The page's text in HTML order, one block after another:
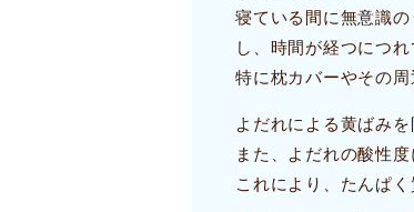
寝ている間に無意識
し、時間が経つにつ
特に枕カバーやその
よだれによる黄ばみ
また、よだれの酸性
これにより、たんぱ